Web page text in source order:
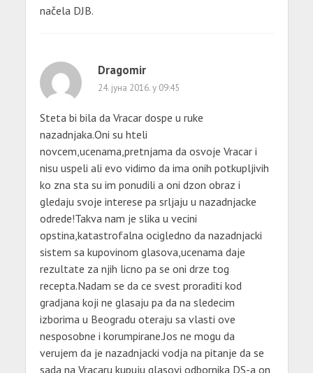
načela DJB.
Dragomir
24. јуна 2016. у 09:45
Steta bi bila da Vracar dospe u ruke
nazadnjaka.Oni su hteli
novcem,ucenama,pretnjama da osvoje Vracar i
nisu uspeli ali evo vidimo da ima onih potkupljivih
ko zna sta su im ponudili a oni dzon obraz i
gledaju svoje interese pa srljaju u nazadnjacke
odrede!Takva nam je slika u vecini
opstina,katastrofalna ocigledno da nazadnjacki
sistem sa kupovinom glasova,ucenama daje
rezultate za njih licno pa se oni drze tog
recepta.Nadam se da ce svest proraditi kod
gradjana koji ne glasaju pa da na sledecim
izborima u Beogradu oteraju sa vlasti ove
nesposobne i korumpirane.Jos ne mogu da
verujem da je nazadnjacki vodja na pitanje da se
sada na Vracaru kupuju glasovi odbornika DS-a on